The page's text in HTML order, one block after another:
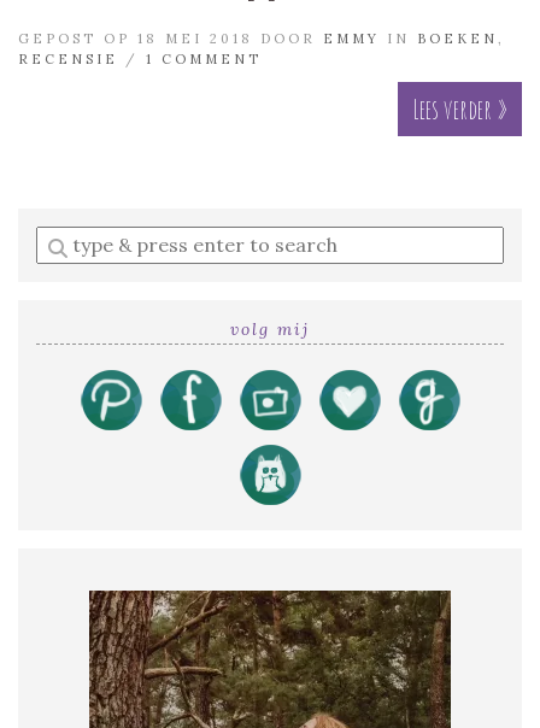
GEPOST OP 18 MEI 2018 DOOR EMMY IN BOEKEN
RECENSIE
/ 1 COMMENT
Lees verder »
Enter
a
volg mij